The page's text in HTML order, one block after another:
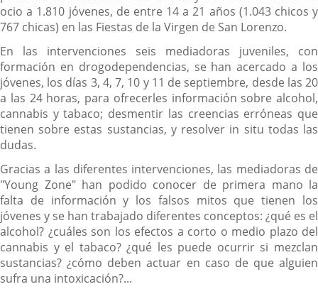
ocio a 1.810 jóvenes, de entre 14 a 21 años (1.043 chicos y
767 chicas) en las Fiestas de la Virgen de San Lorenzo.
En las intervenciones seis mediadoras juveniles, con
formación en drogodependencias, se han acercado a los
jóvenes, los días 3, 4, 7, 10 y 11 de septiembre, desde las 20
a las 24 horas, para ofrecerles información sobre alcohol,
cannabis y tabaco; desmentir las creencias erróneas que
tienen sobre estas sustancias, y resolver in situ todas las
dudas.
Gracias a las diferentes intervenciones, las mediadoras de
"Young Zone" han podido conocer de primera mano la
falta de información y los falsos mitos que tienen los
jóvenes y se han trabajado diferentes conceptos: ¿qué es el
alcohol? ¿cuáles son los efectos a corto o medio plazo del
cannabis y el tabaco? ¿qué les puede ocurrir si mezclan
sustancias? ¿cómo deben actuar en caso de que alguien
sufra una intoxicación?...